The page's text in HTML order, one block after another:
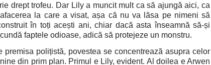
drept trofeu. Dar Lily a muncit mult ca să ajungă aici, ca
la care a visat, așa că nu va lăsa pe nimeni să
în toți acești ani, chiar dacă asta înseamnă să-și
faptele odioase, adică să protejeze un monstru.
premisa polițistă, povestea se concentrează asupra celor
din prim plan. Primul e Lily, evident. Al doilea e Arwen